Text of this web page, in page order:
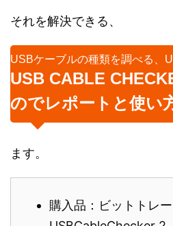
それを解決できる、
USBケーブルの種類を調べる、
USB CABLE
のでレポートと使い
ます。
購入品：ビットトレ